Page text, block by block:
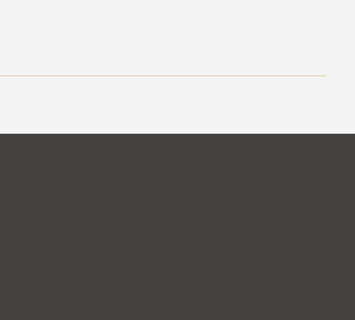
és a hőségriasztással kapcsolatos